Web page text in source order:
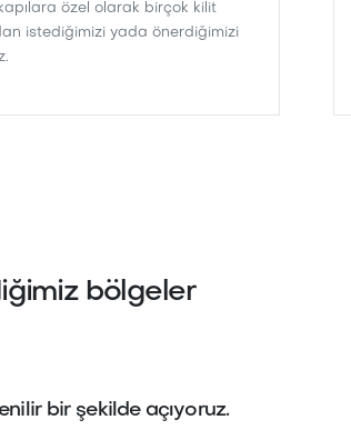
kapılara özel olarak birçok kilit
istediğimizi yada önerdiğimizi
bölgeler
bir şekilde açıyoruz.